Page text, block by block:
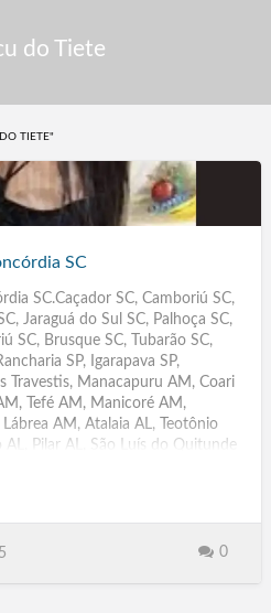
do Tiete
TIETE"
SC
SC.Caçador SC, Camboriú SC,
Jaraguá do Sul SC, Palhoça SC,
SC, Brusque SC, Tubarão SC,
SP, Igarapava SP,
Travestis, Manacapuru AM, Coari
Tefé AM, Manicoré AM,
AM, Atalaia AL, Teotônio
Pilar AL, São Luís do Quitunde
AL, São José da Tapera AL,
Caruaru, Paulista, Petrolina,
Serra Talhada, Araripina,
0